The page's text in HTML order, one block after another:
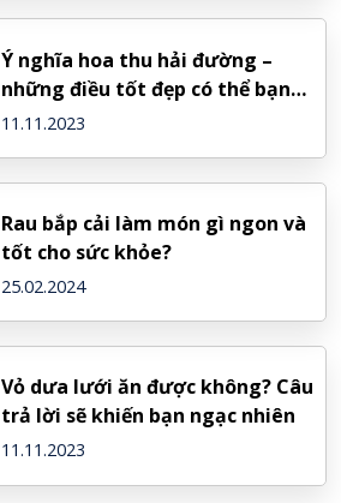
Ý nghĩa hoa thu hải đường –
những điều tốt đẹp có thể bạn
chưa biết
11.11.2023
Rau bắp cải làm món gì ngon và
tốt cho sức khỏe?
25.02.2024
Vỏ dưa lưới ăn được không? Câu
trả lời sẽ khiến bạn ngạc nhiên
11.11.2023